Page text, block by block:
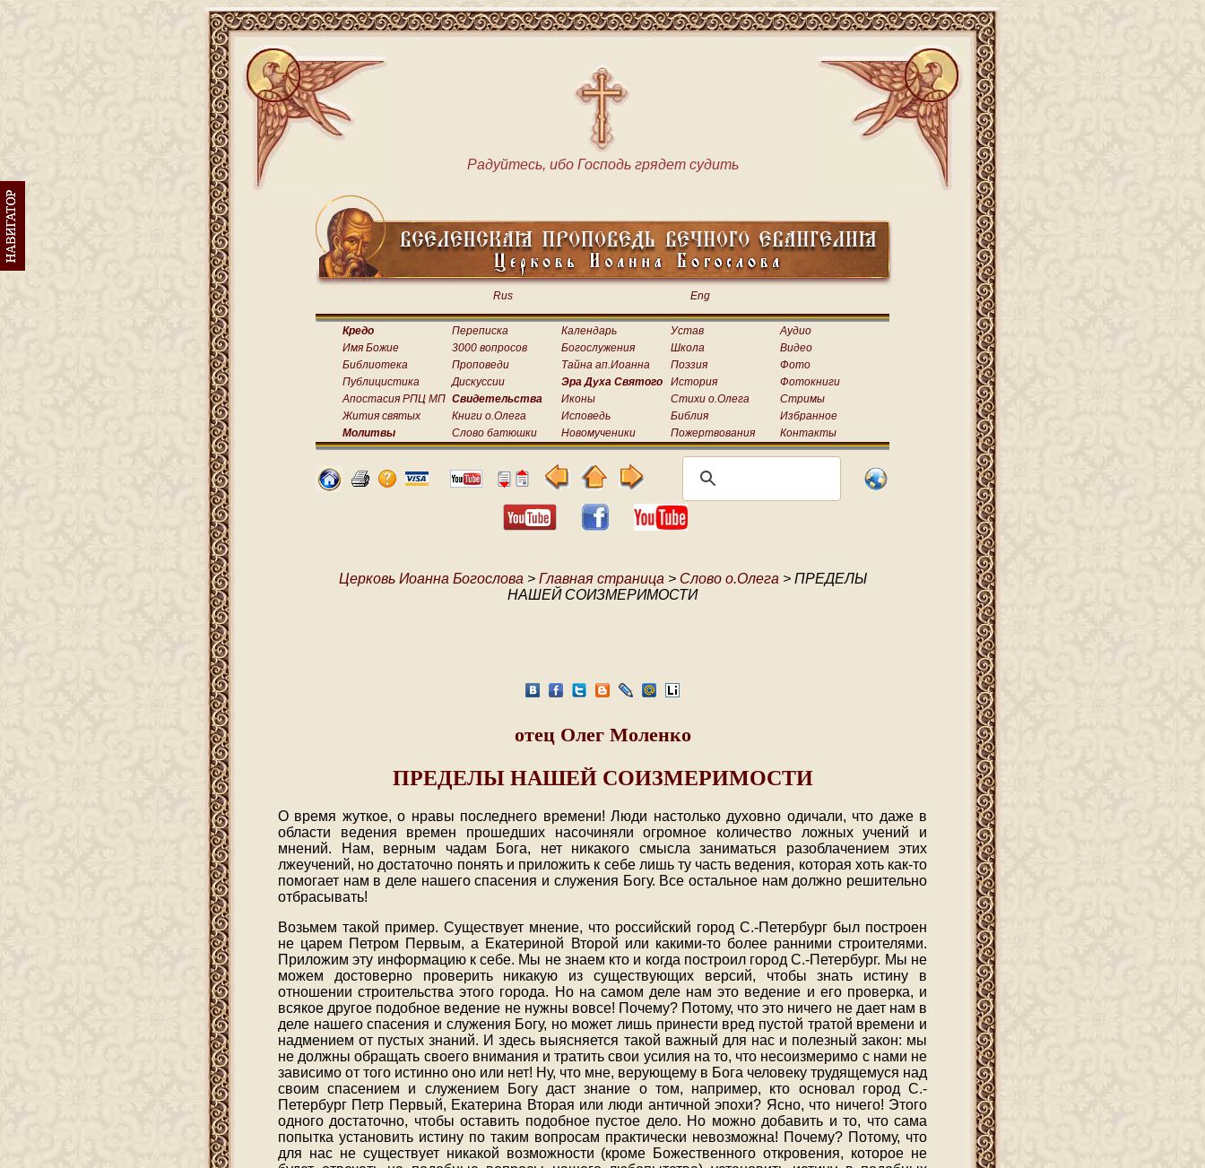
Радуйтесь, ибо Господь грядет судить
Rus Eng
Кредо Переписка Календарь Устав
Аудио
Имя Божие
3000 вопросов Богослужения Школа
Видео
Библиотека
Проповеди Тайна ап.Иоанна Поэзия
Фото
Публицистика
Дискуссии Эра Духа Святого История
Фотокниги
Апостасия РПЦ МП Свидетельства Иконы Стихи о.Олега
Стримы
Жития святых
Книги о.Олега Исповедь Библия
Избранное
Молитвы
Слово батюшки Новомученики Пожертвования Контакты
Церковь Иоанна Богослова > Главная страница > Слово о.Олега > ПРЕДЕЛЫ
НАШЕЙ СОИЗМЕРИМОСТИ
отец Олег Моленко
ПРЕДЕЛЫ НАШЕЙ СОИЗМЕРИМОСТИ
О время жуткое, о нравы последнего времени! Люди настолько духовно одичали, что даже в
области ведения времен прошедших насочиняли огромное количество ложных учений и
мнений. Нам, верным чадам Бога, нет никакого смысла заниматься разоблачением этих
лжеучений, но достаточно понять и приложить к себе лишь ту часть ведения, которая хоть как-то
помогает нам в деле нашего спасения и служения Богу. Все остальное нам должно решительно
отбрасывать!
Возьмем такой пример. Существует мнение, что российский город С.-Петербург был построен
не царем Петром Первым, а Екатериной Второй или какими-то более ранними строителями.
Приложим эту информацию к себе. Мы не знаем кто и когда построил город С.-Петербург. Мы не
можем достоверно проверить никакую из существующих версий, чтобы знать истину в
отношении строительства этого города. Но на самом деле нам это ведение и его проверка, и
всякое другое подобное ведение не нужны вовсе! Почему? Потому, что это ничего не дает нам в
деле нашего спасения и служения Богу, но может лишь принести вред пустой тратой времени и
надмением от пустых знаний. И здесь выясняется такой важный для нас и полезный закон: мы
не должны обращать своего внимания и тратить свои усилия на то, что несоизмеримо с нами не
зависимо от того истинно оно или нет! Ну, что мне, верующему в Бога человеку трудящемуся над
своим спасением и служением Богу даст знание о том, например, кто основал город С.-
Петербург Петр Первый, Екатерина Вторая или люди античной эпохи? Ясно, что ничего! Этого
одного достаточно, чтобы оставить подобное пустое дело. Но можно добавить и то, что сама
попытка установить истину по таким вопросам практически невозможна! Почему? Потому, что
для нас не существует никакой возможности (кроме Божественного откровения, которое не